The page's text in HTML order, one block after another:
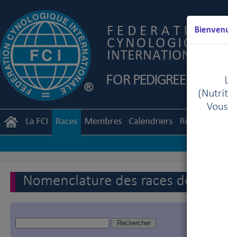
La FCI Races Membres Calendriers Règlements
Nomenclature des races de la